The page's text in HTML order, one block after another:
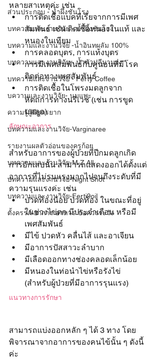
ส่วนประกอบ - น้ำผึ้งชันโรง
บทความและงานวิจัย - น้ำผึ้งชันโรง
บทความและงานวิจัย -น้ำอินทผลัม 100%
บทความและงานวิจัย - น้ำหัวปลีมามอง
บทความและงานวิจัย - Ferty Coffee
บความและงานวิจัย- นมแพะ
ความรู้ผู้มีบุตรยาก
บทความและงานวิจัย-Varginaree
รายงานผลตัวอ่อนของครูก้อย
บทความและงานวิจัย-M Z All
บทความและงานวิจัย-Night Shot
บทความและงานวิจัย-Ferti9oil
ตั้งครรภ์ อาการ อาหาร ข้อควรระวัง
หลายสาเหตุค่ะ เช่น
การติดเชื้อแบคทีเรียจากการมีเพศ
สัมพันธ์ เช่น ติดเชื้อหนองในแท้ และ
หนองในเทียม
การคลอดบุตร, การแท้งบุตร
การมีเพศสัมพันธ์กับคู่นอนที่มีโรค
ติดต่อทางเพศสัมพันธ์
การติดเชื้อในโพรงมดลูกจาก
หัตถการทางนรีเวช (เช่น การขูด
มดลูก)
ลักษณะอาการ
สำหรับอาการของผู้ป่วยที่ปีกมดลูกเกิด
การอักเสบนั้น สามารถแสดงออกได้ตั้งแต่
อาการที่ไม่รุนแรงมากไปจนถึงระดับที่มี
ความรุนแรงค่ะ เช่น
ปวดท้องน้อย ปวดท้อง ในขณะที่อยู่
ในช่วงไข่ตก มีประจำเดือน หรือมี
เพศสัมพันธ์
มีไข้ ปวดหัว คลื่นไส้ และอาเจียน
มีอาการปัสสาวะลำบาก
มีเลือดออกทางช่องคลอดเล็กน้อย
มีหนองในท่อนำไข่หรือรังไข่
(สำหรับผู้ป่วยที่มีอาการรุนแรง)
แนวทางการรักษา
สามารถแบ่งออกหลัก ๆ ได้ 3 ทาง โดย
พิจารณาจากอาการของคนไข้นั้น ๆ ดังนี้
ค่ะ